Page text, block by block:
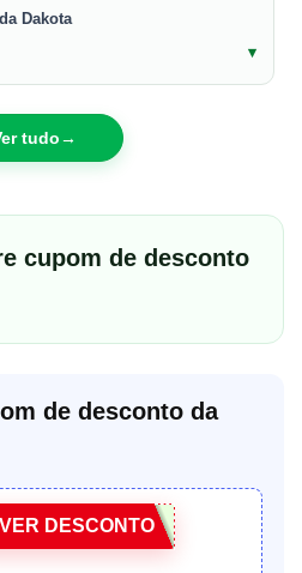
Dakota
tudo→
cupom de desconto
de desconto da
VER DESCONTO